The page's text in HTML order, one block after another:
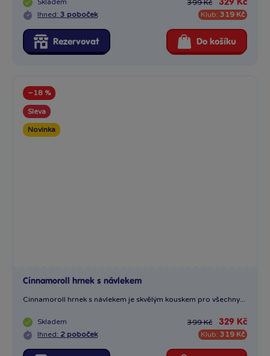
Skladem
Ihned: 3 poboček
399 Kč 329 Kč
Klub: 319 Kč
Rezervovat Do košíku
−18 %
Sleva
Novinka
Cinnamoroll hrnek s návlekem
Cinnamoroll hrnek s návlekem je skvělým kouskem pro všechny...
Skladem
Ihned: 2 poboček
399 Kč 329 Kč
Klub: 319 Kč